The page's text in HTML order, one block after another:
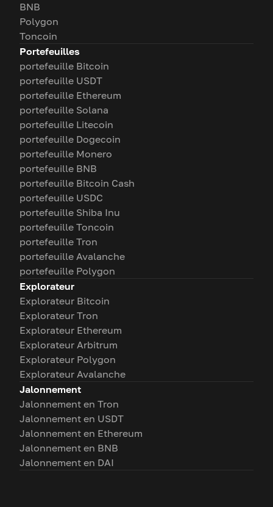
BNB
Polygon
Toncoin
Portefeuilles
portefeuille Bitcoin
portefeuille USDT
portefeuille Ethereum
portefeuille Solana
portefeuille Litecoin
portefeuille Dogecoin
portefeuille Monero
portefeuille BNB
portefeuille Bitcoin Cash
portefeuille USDC
portefeuille Shiba Inu
portefeuille Toncoin
portefeuille Tron
portefeuille Avalanche
portefeuille Polygon
Explorateur
Explorateur Bitcoin
Explorateur Tron
Explorateur Ethereum
Explorateur Arbitrum
Explorateur Polygon
Explorateur Avalanche
Jalonnement
Jalonnement en Tron
Jalonnement en USDT
Jalonnement en Ethereum
Jalonnement en BNB
Jalonnement en DAI